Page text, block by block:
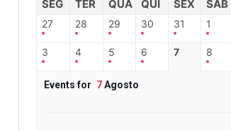
SEG TER QUA QUI SEX SAB
27 28 29 30 31 1
3 4 5 6 7 8
Events for 7Agosto